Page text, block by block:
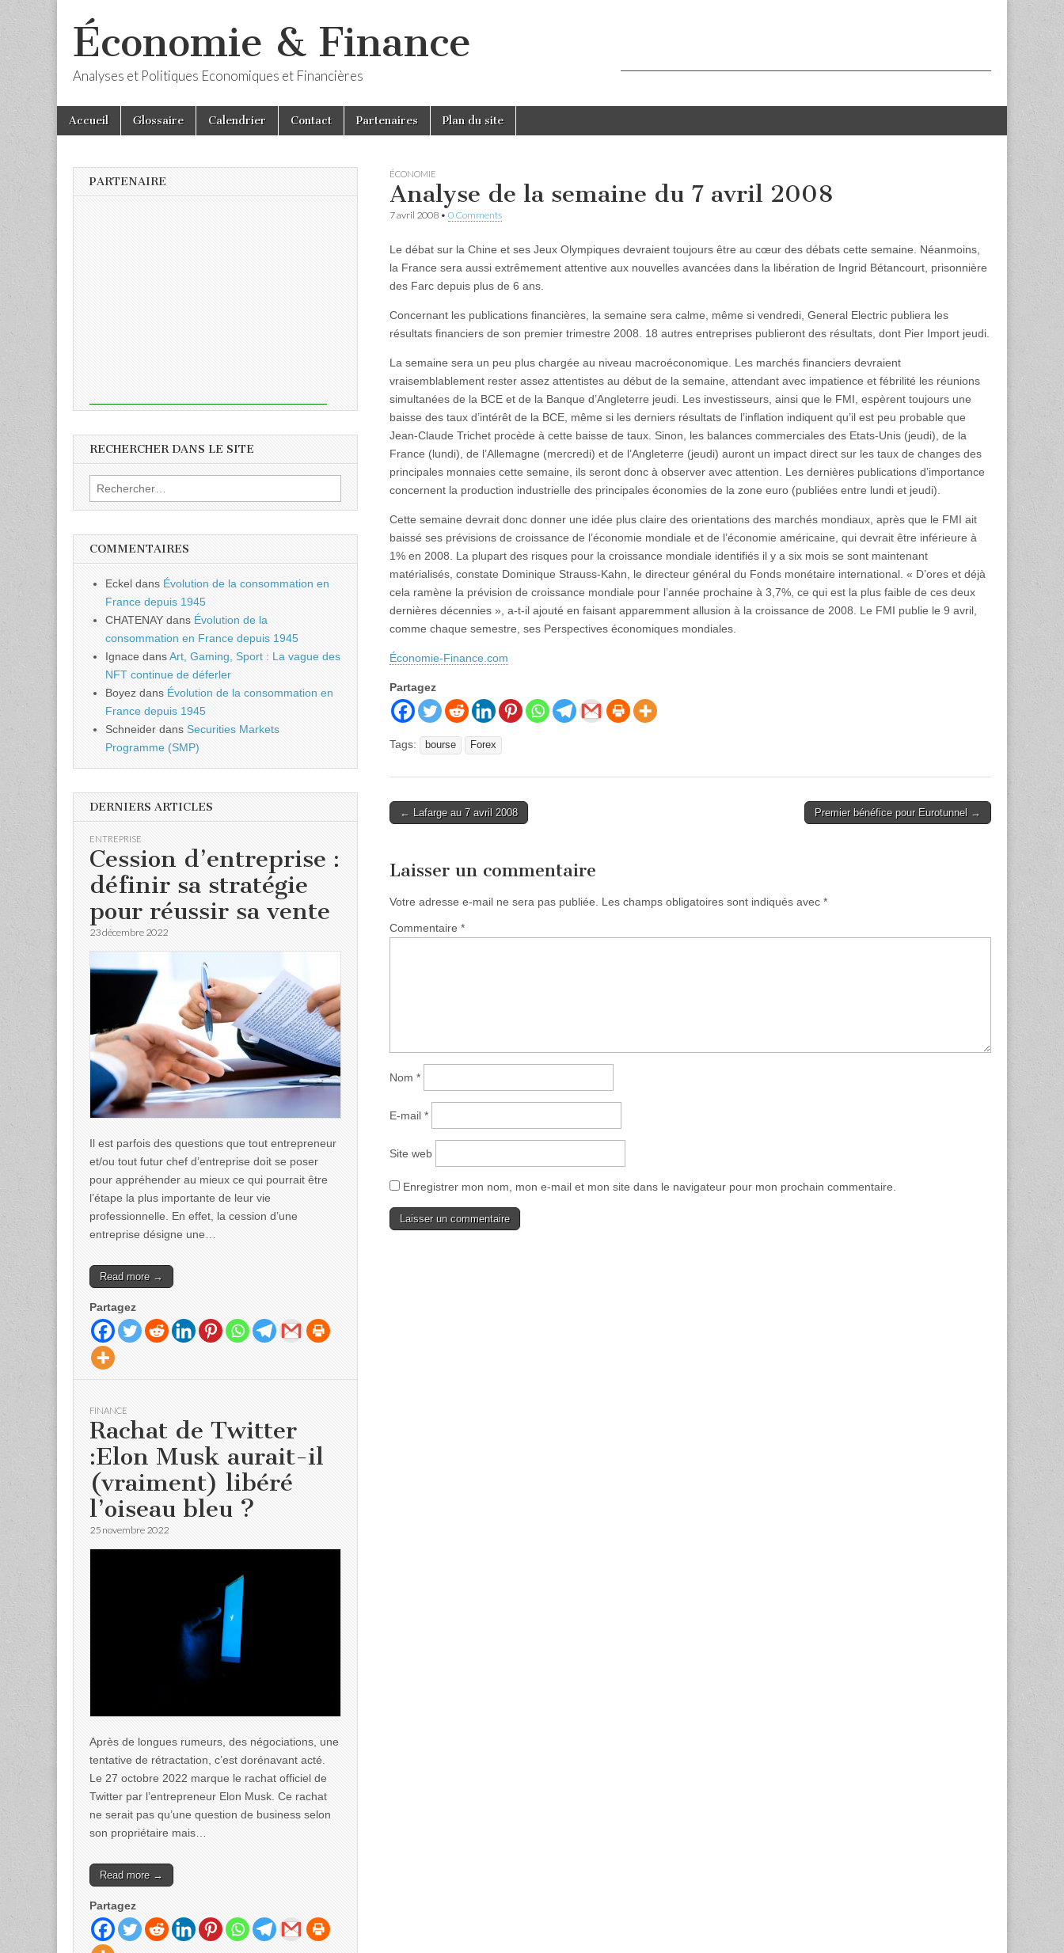
Économie & Finance
Analyses et Politiques Economiques et Financières
Main
menu
Skip
Accueil Glossaire Calendrier Contact Partenaires Plan du site
ÉCONOMIE
Analyse de la semaine du 7 avril 2008
7 avril 2008 •0 Comments
Le débat sur la Chine et ses Jeux Olympiques devraient toujours être au cœur des débats cette semaine. Néanmoins,
la France sera aussi extrêmement attentive aux nouvelles avancées dans la libération de Ingrid Bétancourt, prisonnière
des Farc depuis plus de 6 ans.
Concernant les publications financières, la semaine sera calme, même si vendredi, General Electric publiera les
résultats financiers de son premier trimestre 2008. 18 autres entreprises publieront des résultats, dont Pier Import jeudi.
La semaine sera un peu plus chargée au niveau macroéconomique. Les marchés financiers devraient
vraisemblablement rester assez attentistes au début de la semaine, attendant avec impatience et fébrilité les réunions
simultanées de la BCE et de la Banque d’Angleterre jeudi. Les investisseurs, ainsi que le FMI, espèrent toujours une
baisse des taux d’intérêt de la BCE, même si les derniers résultats de l’inflation indiquent qu’il est peu probable que
Jean-Claude Trichet procède à cette baisse de taux. Sinon, les balances commerciales des Etats-Unis (jeudi), de la
France (lundi), de l’Allemagne (mercredi) et de l’Angleterre (jeudi) auront un impact direct sur les taux de changes des
principales monnaies cette semaine, ils seront donc à observer avec attention. Les dernières publications d’importance
concernent la production industrielle des principales économies de la zone euro (publiées entre lundi et jeudi).
Cette semaine devrait donc donner une idée plus claire des orientations des marchés mondiaux, après que le FMI ait
baissé ses prévisions de croissance de l’économie mondiale et de l’économie américaine, qui devrait être inférieure à
1% en 2008. La plupart des risques pour la croissance mondiale identifiés il y a six mois se sont maintenant
matérialisés, constate Dominique Strauss-Kahn, le directeur général du Fonds monétaire international. « D’ores et déjà
cela ramène la prévision de croissance mondiale pour l’année prochaine à 3,7%, ce qui est la plus faible de ces deux
dernières décennies », a-t-il ajouté en faisant apparemment allusion à la croissance de 2008. Le FMI publie le 9 avril,
comme chaque semestre, ses Perspectives économiques mondiales.
Économie-Finance.com
Partagez
Tags: bourse Forex
Post
← Lafarge au 7 avril 2008 Premier bénéfice pour Eurotunnel →
Laisser un commentaire
Votre adresse e-mail ne sera pas publiée. Les champs obligatoires sont indiqués avec*
Commentaire*
Nom*
E-mail*
Site web
Enregistrer mon nom, mon e-mail et mon site dans le navigateur pour mon prochain commentaire.
PARTENAIRE
RECHERCHER DANS LE SITE
Rechercher :
COMMENTAIRES
Eckel dans Évolution de la consommation en
France depuis 1945
CHATENAY dans Évolution de la
consommation en France depuis 1945
Ignace dansArt, Gaming, Sport : La vague des
NFT continue de déferler
Boyez dans Évolution de la consommation en
France depuis 1945
Schneider dans Securities Markets
Programme (SMP)
DERNIERS ARTICLES
ENTREPRISE
Cession d’entreprise :
définir sa stratégie
pour réussir sa vente
23 décembre 2022
Il est parfois des questions que tout entrepreneur
et/ou tout futur chef d’entreprise doit se poser
pour appréhender au mieux ce qui pourrait être
l’étape la plus importante de leur vie
professionnelle. En effet, la cession d’une
entreprise désigne une…
Read more →
Partagez
FINANCE
Rachat de Twitter
:Elon Musk aurait-il
(vraiment) libéré
l’oiseau bleu ?
25 novembre 2022
Après de longues rumeurs, des négociations, une
tentative de rétractation, c’est dorénavant acté.
Le 27 octobre 2022 marque le rachat officiel de
Twitter par l’entrepreneur Elon Musk. Ce rachat
ne serait pas qu’une question de business selon
son propriétaire mais…
Read more →
Partagez